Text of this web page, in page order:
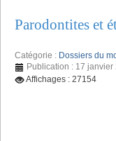
Parodontites et
Catégorie : Dossiers du
Publication : 17 janvier
Affichages : 27154